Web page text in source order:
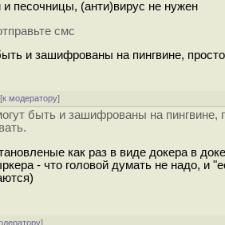
песочницы, (анти)вирус не нужен
смс
и зашифрованы на пингвине, просто
к модератору]
быть и зашифрованы на пингвине,
как раз в виде докера в
- что головой думать не надо, и
]